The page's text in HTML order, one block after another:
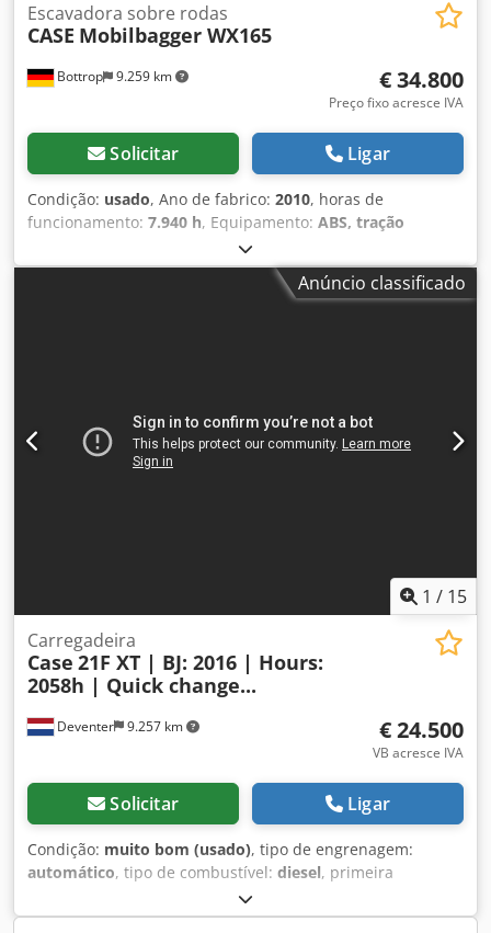
Bottrop 9.259 km
Escavadora sobre rodas
CASE Mobilbagger WX165
€ 34.800
Preço fixo acresce IVA
Solicitar Ligar
Condição: usado, Ano de fabrico: 2010, horas de
funcionamento: 7.940 h, Equipamento: ABS, tração
, EXCAVADORA MÓVEL CASE Tipo: WX165
(Escavadora Hidráulica) Número de aprovação do tipo:
N211 Fabricante do motor: Case Potência do motor: 105 kW
ajudá-lo também na área de financiamento/leasing, com o
apoio dos nossos parceiros. Todos os dados sujeitos a
alterações sem aviso prévio. Salvo erro e omissões.
Anúncio classificado
1 / 15
Deventer 9.257 km
Carregadeira
Case 21F XT | BJ: 2016 | Hours:
2058h | Quick change...
€ 24.500
VB acresce IVA
Solicitar Ligar
Condição: muito bom (usado), tipo de engrenagem:
automático, tipo de combustível: diesel, primeira
, Ano de fabrico:
funcionamento:2.058 h, Equipamento:cabina, = Outras